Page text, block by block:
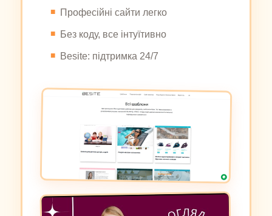
Професійні сайти легко
Без коду, все інтуїтивно
Besite: підтримка 24/7